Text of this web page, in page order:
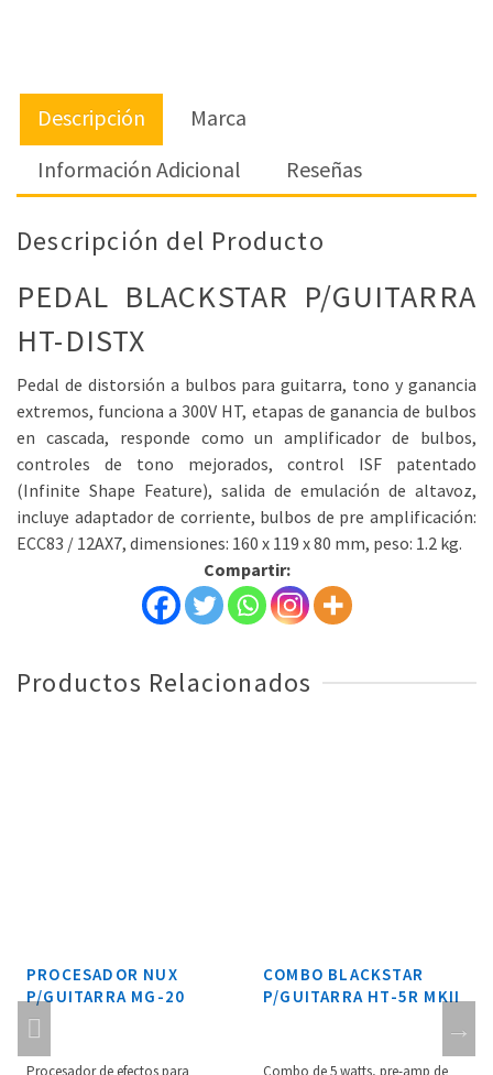
Descripción
Marca
Información Adicional
Reseñas
Descripción del Producto
PEDAL BLACKSTAR P/GUITARRA
HT-DISTX
Pedal de distorsión a bulbos para guitarra, tono y ganancia
extremos, funciona a 300V HT, etapas de ganancia de bulbos
en cascada, responde como un amplificador de bulbos,
controles de tono mejorados, control ISF patentado
(Infinite Shape Feature), salida de emulación de altavoz,
incluye adaptador de corriente, bulbos de pre amplificación:
ECC83 / 12AX7, dimensiones: 160 x 119 x 80 mm, peso: 1.2 kg.
Compartir:
Productos Relacionados
PROCESADOR NUX
P/GUITARRA MG-20
COMBO BLACKSTAR
P/GUITARRA HT-5R MKII